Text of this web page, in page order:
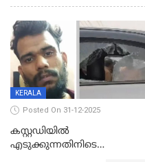
KERALA
Posted On 31-12-2025
കസ്റ്റഡിയിൽ
എടുക്കുന്നതിനിടെ